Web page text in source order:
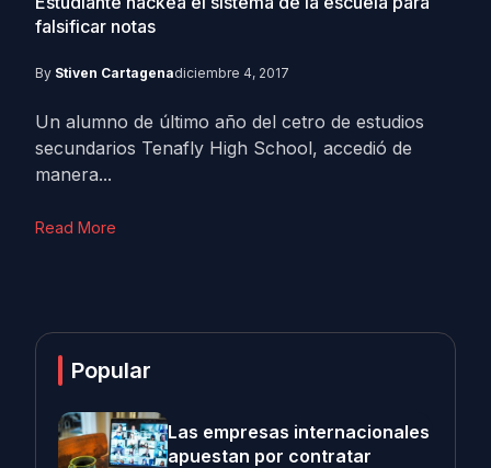
falsificar notas
By Stiven Cartagenadiciembre 4, 2017
Un alumno de último año del cetro de estudios
secundarios Tenafly High School, accedió de
manera...
Read More
Popular
Las empresas internacionales
apuestan por contratar